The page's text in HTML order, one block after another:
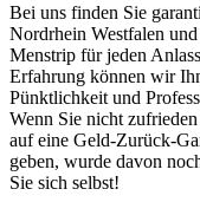
Bei uns finden Sie
Nordrhein Westfalen
Menstrip für jeden
Erfahrung können wir
Pünktlichkeit und
Wenn Sie nicht
auf eine Geld-Zurück-
geben, wurde davon
Sie sich selbst!